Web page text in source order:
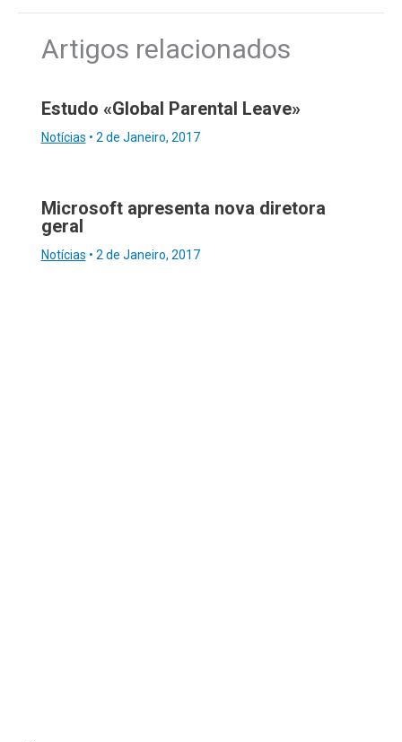
Artigos relacionados
Estudo «Global Parental Leave»
Notícias • 2 de Janeiro, 2017
Microsoft apresenta nova diretora
geral
Notícias • 2 de Janeiro, 2017